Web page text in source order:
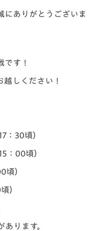
にありがとうございま
です！
しください！
：30頃）
：00頃）
頃）
）
ります。